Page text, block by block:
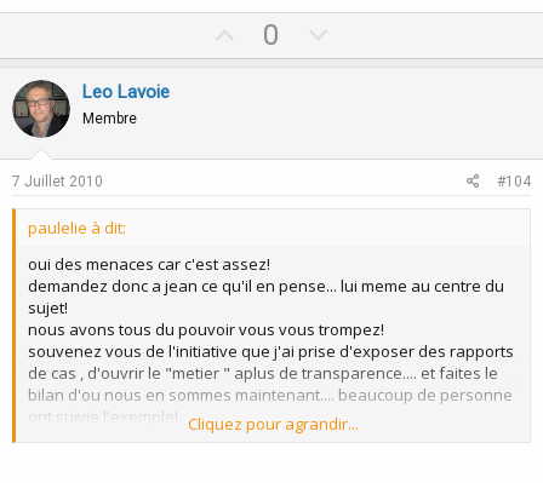
p
t
0
o
v
Leo Lavoie
Membre
7 Juillet 2010 #104
paulelie à dit:
oui des menaces car c'est assez!
demandez donc a jean ce qu'il en pense... lui meme au centre du
sujet!
nous avons tous du pouvoir vous vous trompez!
souvenez vous de l'initiative que j'ai prise d'exposer des rapports
de cas , d'ouvrir le "metier " aplus de transparence.... et faites le
bilan d'ou nous en sommes maintenant.... beaucoup de personne
ont suivie l'exemple!
il a fallut forcer les choses....
Cliquez pour agrandir...